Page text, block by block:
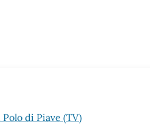
Polo di Piave (TV)